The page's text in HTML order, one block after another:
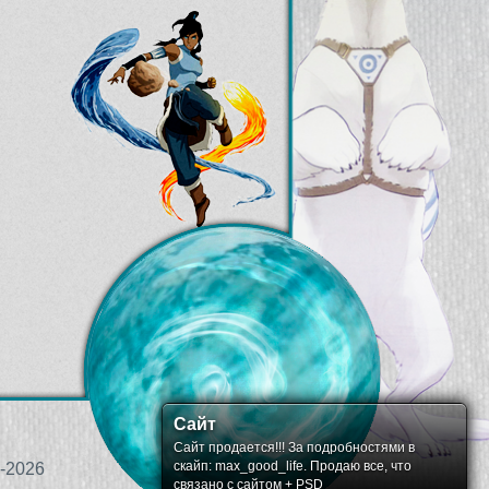
2026
Сайт
Сайт продается!!! За подробностями в
скайп: max_good_life. Продаю все, что
связано с сайтом + PSD